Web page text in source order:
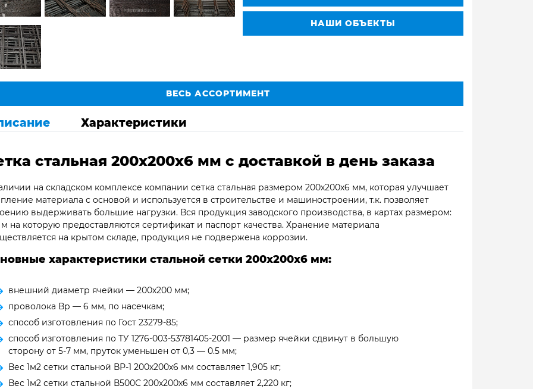
НАШИ ОБЪЕКТЫ
ВЕСЬ АССОРТИМЕНТ
Характеристики
стальная 200х200х6 мм с доставкой в день заказа
на складском комплексе компании сетка стальная размером 200х200х6 мм, которая улучшает
материала с основой и используется в строительстве и машиностроении, т.к. позволяет
выдерживать большие нагрузки. Вся продукция заводского производства, в картах размером:
м на которую предоставляются сертификат и паспорт качества. Хранение материала
на крытом складе, продукция не подвержена коррозии.
характеристики стальной сетки 200х200х6 мм:
внешний диаметр ячейки — 200х200 мм;
проволока Вр — 6 мм, по насечкам;
способ изготовления по Гост 23279-85;
способ изготовления по ТУ 1276-003-53781405-2001 — размер ячейки сдвинут в большую
сторону от 5-7 мм, пруток уменьшен от 0,3 — 0.5 мм;
Вес 1м2 сетки стальной ВР-1 200х200х6 мм составляет 1,905 кг;
Вес 1м2 сетки стальной В500С 200х200х6 мм составляет 2,220 кг;